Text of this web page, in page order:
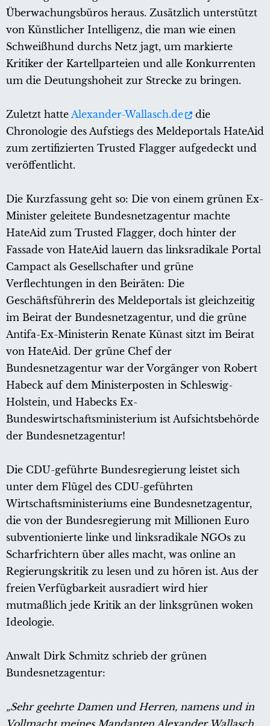
Überwachungsbüros heraus. Zusätzlich unterstützt
von Künstlicher Intelligenz, die man wie einen
Schweißhund durchs Netz jagt, um markierte
Kritiker der Kartellparteien und alle Konkurrenten
um die Deutungshoheit zur Strecke zu bringen.
Zuletzt hatte Alexander-Wallasch.de
die
Chronologie des Aufstiegs des Meldeportals HateAid
zum zertifizierten Trusted Flagger aufgedeckt und
veröffentlicht.
Die Kurzfassung geht so: Die von einem grünen Ex-
Minister geleitete Bundesnetzagentur machte
HateAid zum Trusted Flagger, doch hinter der
Fassade von HateAid lauern das linksradikale Portal
Campact als Gesellschafter und grüne
Verflechtungen in den Beiräten: Die
Geschäftsführerin des Meldeportals ist gleichzeitig
im Beirat der Bundesnetzagentur, und die grüne
Antifa-Ex-Ministerin Renate Künast sitzt im Beirat
von HateAid. Der grüne Chef der
Bundesnetzagentur war der Vorgänger von Robert
Habeck auf dem Ministerposten in Schleswig-
Holstein, und Habecks Ex-
Bundeswirtschaftsministerium ist Aufsichtsbehörde
der Bundesnetzagentur!
Die CDU-geführte Bundesregierung leistet sich
unter dem Flügel des CDU-geführten
Wirtschaftsministeriums eine Bundesnetzagentur,
die von der Bundesregierung mit Millionen Euro
subventionierte linke und linksradikale NGOs zu
Scharfrichtern über alles macht, was online an
Regierungskritik zu lesen und zu hören ist. Aus der
freien Verfügbarkeit ausradiert wird hier
mutmaßlich jede Kritik an der linksgrünen woken
Ideologie.
Anwalt Dirk Schmitz schrieb der grünen
Bundesnetzagentur:
„Sehr geehrte Damen und Herren, namens und in